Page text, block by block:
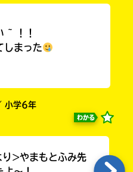
~ ！！
しまった
小学6年
わかる
>やまもとふみ先